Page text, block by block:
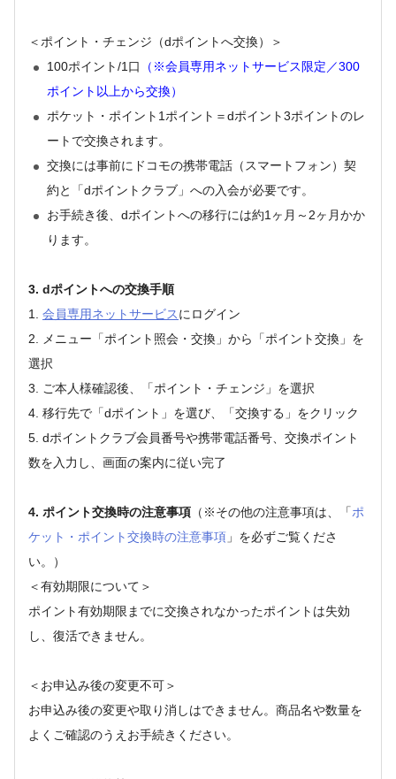
＜ポイント・チェンジ（dポイントへ交換）＞
100ポイント/1口
（※会員専用ネットサービス限定／300
ポイント以上から交換）
ポケット・ポイント1ポイント＝dポイント3ポイントのレ
ートで交換されます。
交換には事前にドコモの携帯電話（スマートフォン）契
約と「dポイントクラブ」への入会が必要です。
お手続き後、dポイントへの移行には約1ヶ月～2ヶ月かか
ります。
3. dポイントへの交換手順
1. 会員専用ネットサービスにログイン
2. メニュー「ポイント照会・交換」から「ポイント交換」を
選択
3. ご本人様確認後、「ポイント・チェンジ」を選択
4. 移行先で「dポイント」を選び、「交換する」をクリック
5. dポイントクラブ会員番号や携帯電話番号、交換ポイント
数を入力し、画面の案内に従い完了
4. ポイント交換時の注意事項 （※その他の注意事項は、「ポ
ケット・ポイント交換時の注意事項 」を必ずご覧くださ
い。）
＜有効期限について＞
ポイント有効期限までに交換されなかったポイントは失効
し、復活できません。
＜お申込み後の変更不可＞
お申込み後の変更や取り消しはできません。商品名や数量を
よくご確認のうえお手続きください。